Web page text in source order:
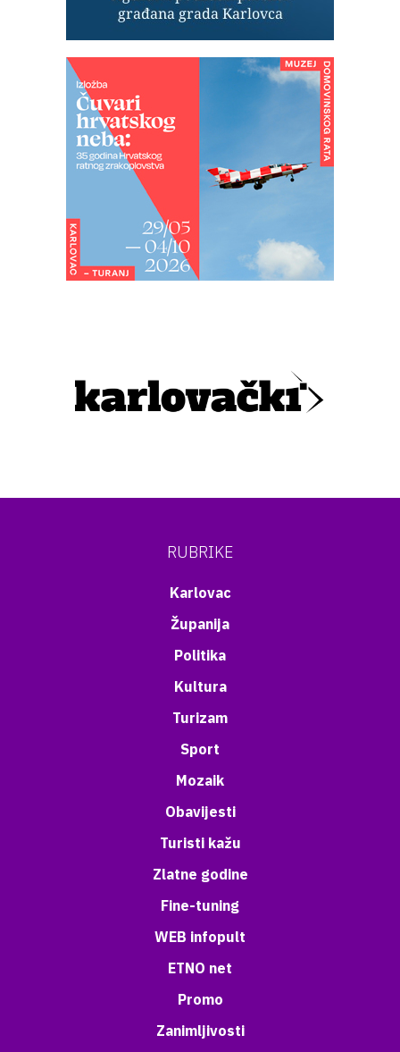
RUBRIKE
Karlovac
Županija
Politika
Kultura
Turizam
Sport
Mozaik
Obavijesti
Turisti kažu
Zlatne godine
Fine-tuning
WEB infopult
ETNO net
Promo
Zanimljivosti